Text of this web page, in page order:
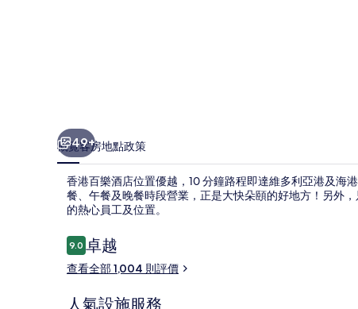
49+
概覽客房地點政策
香港百樂酒店位置優越，10 分鐘路程即達維多利亞港及海
餐、午餐及晚餐時段營業，正是大快朵頤的好地方！另外
的熱心員工及位置。
評
價
9.09.0 分，滿分 10 分，
卓越
查看全部 1,004 則評價
人氣設施服務